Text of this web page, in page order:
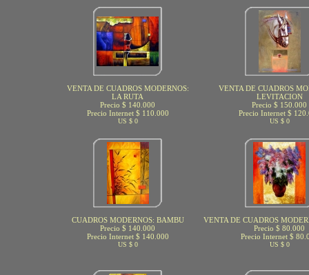
VENTA DE CUADROS MODERNOS:
LA RUTA
Precio $ 140.000
Precio Internet $ 110.000
US $ 0
VENTA DE CUADROS
LEVITACION
Precio $ 150.000
Precio Internet $
US $ 0
CUADROS MODERNOS: BAMBU
Precio $ 140.000
Precio Internet $ 140.000
US $ 0
VENTA DE CUADROS
Precio $ 80.000
Precio Internet $
US $ 0